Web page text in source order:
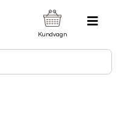
Kundvagn